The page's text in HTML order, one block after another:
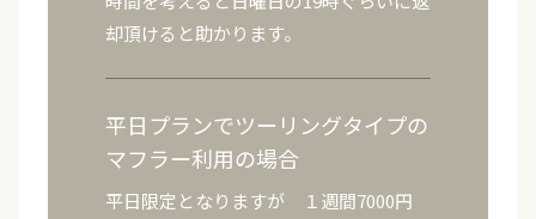
却頂けると助かります。
平日プランでツーリングタイプの
マフラー利用の場合
平日限定となりますが １週間7000円